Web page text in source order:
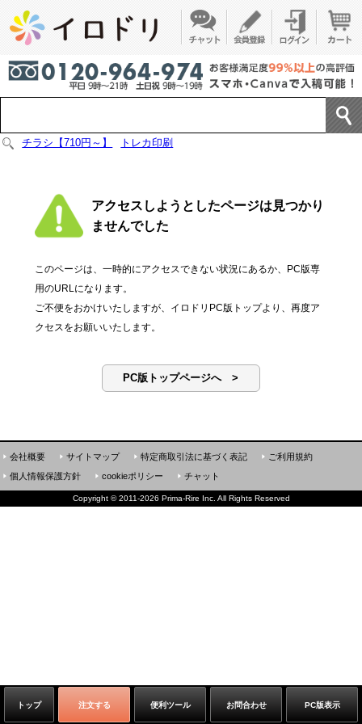
チラシ【710円～】 トレカ印刷
アクセスしようとしたページは見つかり
ませんでした
このページは、一時的にアクセスできない状況にあるか、PC版専
用のURLになります。
ご不便をおかけいたしますが、イロドリPC版トップより、再度ア
クセスをお願いいたします。
PC版トップページへ >
トップ 注文する 便利ツール お問合わせ PC版表示
会社概要 サイトマップ 特定商取引法に基づく表記
ご利用規約
個人情報保護方針
cookieポリシー チャット
Copyright ©2011-2026 Prima-Rire Inc. All Rights Reserved